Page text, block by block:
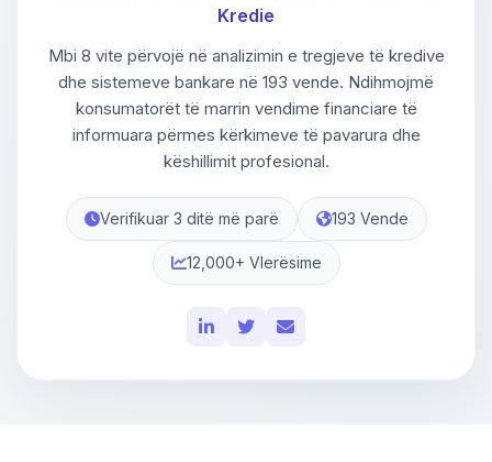
Kredie
Mbi 8 vite përvojë në analizimin e tregjeve të kredive
dhe sistemeve bankare në 193 vende. Ndihmojmë
konsumatorët të marrin vendime financiare të
informuara përmes kërkimeve të pavarura dhe
këshillimit profesional.
Verifikuar 3 ditë më parë 193 Vende
12,000+ Vlerësime